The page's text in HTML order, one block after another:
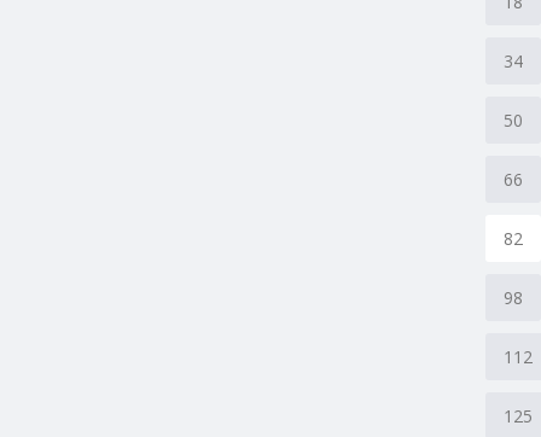
34
50
66
82
98
112
125